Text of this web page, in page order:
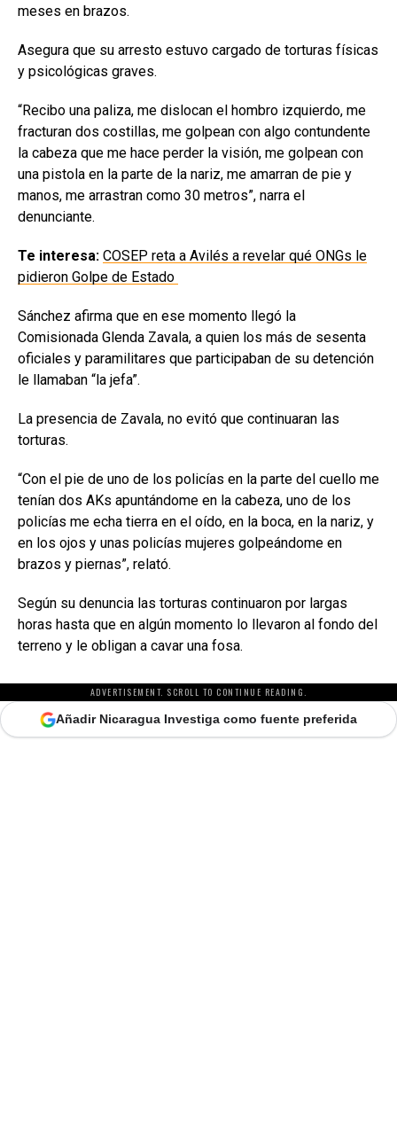
meses en brazos.
Asegura que su arresto estuvo cargado de torturas físicas
y psicológicas graves.
“Recibo una paliza, me dislocan el hombro izquierdo, me
fracturan dos costillas, me golpean con algo contundente
la cabeza que me hace perder la visión, me golpean con
una pistola en la parte de la nariz, me amarran de pie y
manos, me arrastran como 30 metros”, narra el
denunciante.
Te interesa: COSEP reta a Avilés a revelar qué ONGs le
pidieron Golpe de Estado
Sánchez afirma que en ese momento llegó la
Comisionada Glenda Zavala, a quien los más de sesenta
oficiales y paramilitares que participaban de su detención
le llamaban “la jefa”.
La presencia de Zavala, no evitó que continuaran las
torturas.
“Con el pie de uno de los policías en la parte del cuello me
tenían dos AKs apuntándome en la cabeza, uno de los
policías me echa tierra en el oído, en la boca, en la nariz, y
en los ojos y unas policías mujeres golpeándome en
brazos y piernas”, relató.
Según su denuncia las torturas continuaron por largas
horas hasta que en algún momento lo llevaron al fondo del
terreno y le obligan a cavar una fosa.
ADVERTISEMENT. SCROLL TO CONTINUE READING.
Añadir Nicaragua Investiga como fuente preferida